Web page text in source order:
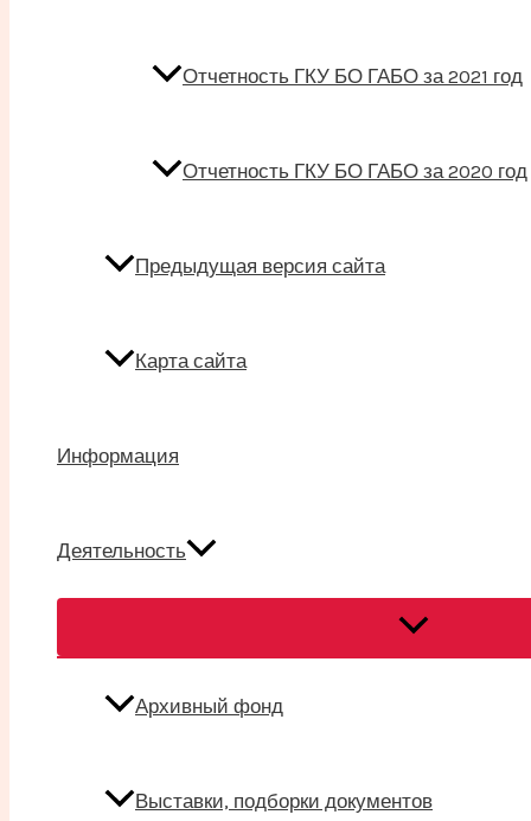
Отчетность ГКУ БО ГАБО за 2021 год
Отчетность ГКУ БО ГАБО за 2020 год
Предыдущая версия сайта
Карта сайта
Информация
Деятельность
Архивный фонд
Выставки, подборки документов